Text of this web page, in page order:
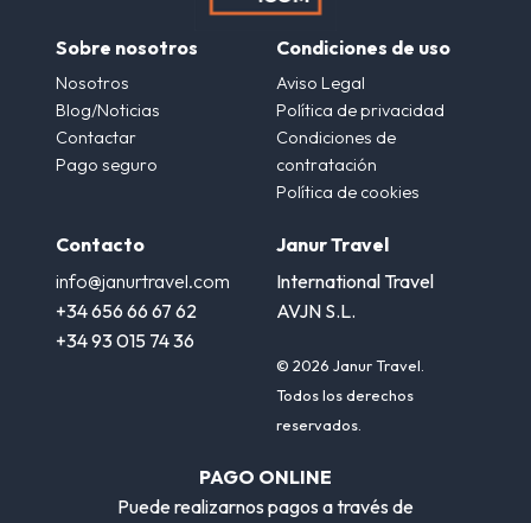
Sobre nosotros
Nosotros
Blog/Noticias
Contactar
Pago seguro
Condiciones de uso
Aviso Legal
Política de privacidad
Condiciones de
contratación
Política de cookies
Contacto
info@janurtravel.com
+34 656 66 67 62
+34 93 015 74 36
Janur Travel
International Travel
AVJN S.L.
© 2026 Janur Travel.
Todos los derechos
reservados.
PAGO ONLINE
Puede realizarnos pagos a través de